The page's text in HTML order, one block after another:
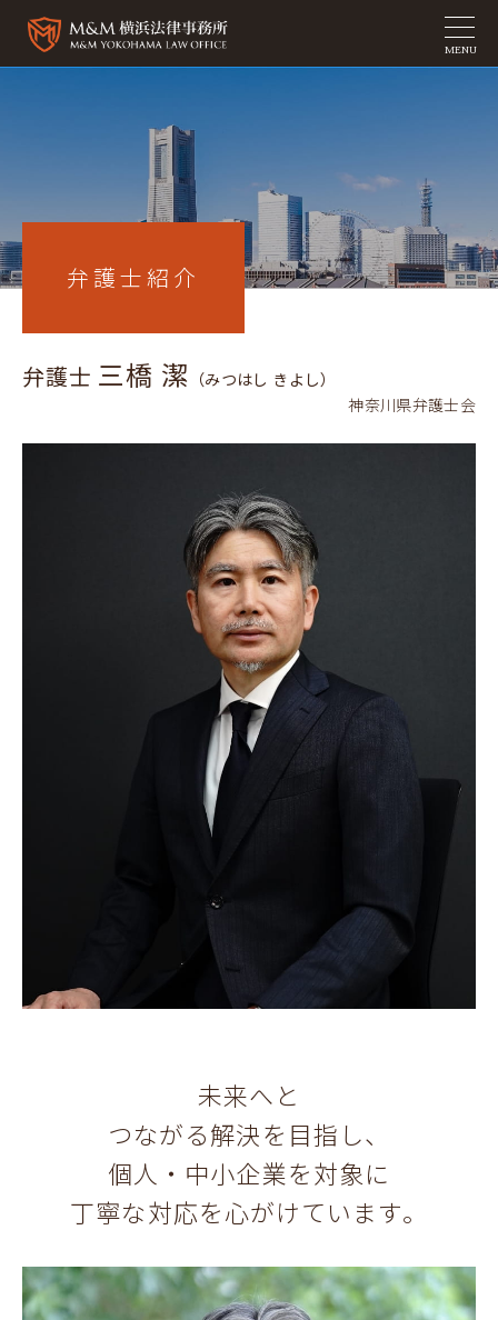
MENU
弁護士紹介
弁護士 三橋 潔 （みつはし きよし）
神奈川県弁護士会
未来へと
つながる解決を目指し、
個人・中小企業を対象に
丁寧な対応を心がけています。